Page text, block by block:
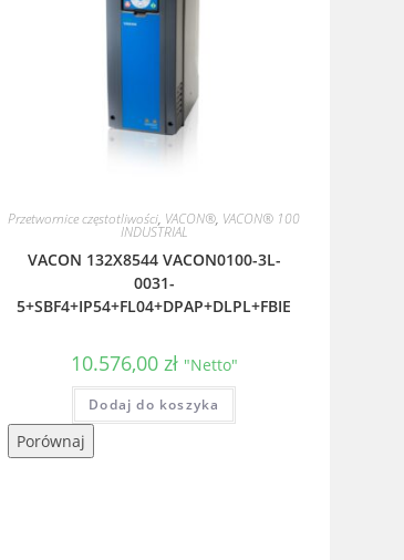
Przetwornice częstotliwości, VACON®, VACON® 100
INDUSTRIAL
VACON 132X8544 VACON0100-3L-
0031-
5+SBF4+IP54+FL04+DPAP+DLPL+FBIE
10.576,00 zł "Netto"
Dodaj do koszyka
Porównaj